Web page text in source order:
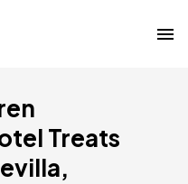
Treats